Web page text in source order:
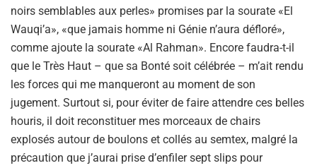
noirs semblables aux perles» promises par la sourate «El
Wauqi’a», «que jamais homme ni Génie n’aura défloré»,
comme ajoute la sourate «Al Rahman». Encore faudra-t-il
que le Très Haut – que sa Bonté soit célébrée – m’ait rendu
les forces qui me manqueront au moment de son
jugement. Surtout si, pour éviter de faire attendre ces belles
houris, il doit reconstituer mes morceaux de chairs
explosés autour de boulons et collés au semtex, malgré la
précaution que j’aurai prise d’enfiler sept slips pour